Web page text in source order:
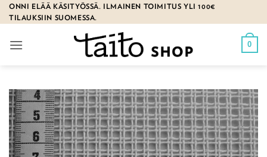
Skip
to
ONNI ELÄÄ KÄSITYÖSSÄ. ILMAINEN TOIMITUS YLI 100€
TILAUKSIIN SUOMESSA.
0